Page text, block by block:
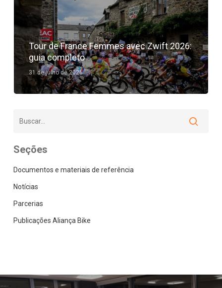
Tour de France Femmes avec Zwift 2026:
guia completo
31 de julho de 2026
Seções
Documentos e materiais de referência
Notícias
Parcerias
Publicações Aliança Bike